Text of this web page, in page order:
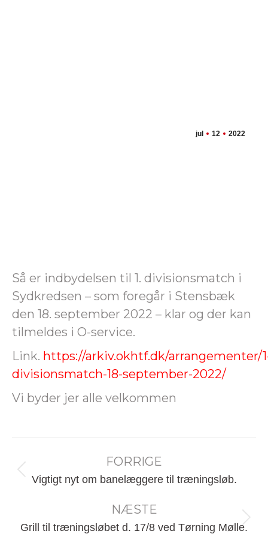
jul 12 2022
Så er indbydelsen til 1. divisionsmatch i
Sydkredsen – som foregår i Stensbæk
den 18. september 2022 – klar og der kan
tilmeldes i O-service.
Link. https://arkiv.okhtf.dk/arrangementer/
divisionsmatch-18-september-2022/
Vi byder jer alle velkommen
navigation
FORRIGE
Forrige
Vigtigt nyt om banelæggere til træningsløb.
NÆSTE
Næste
Grill til træningsløbet d. 17/8 ved Tørning Mølle.